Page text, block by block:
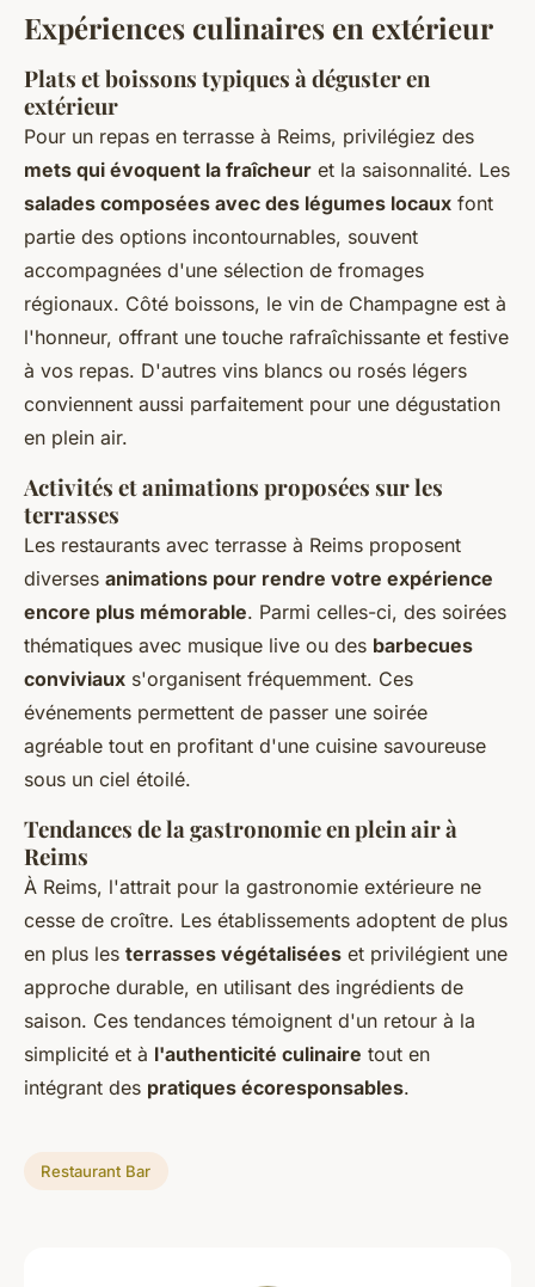
Expériences culinaires en extérieur
Plats et boissons typiques à déguster en
extérieur
Pour un repas en terrasse à Reims, privilégiez des
mets qui évoquent la fraîcheur et la saisonnalité. Les
salades composées avec des légumes locaux font
partie des options incontournables, souvent
accompagnées d'une sélection de fromages
régionaux. Côté boissons, le vin de Champagne est à
l'honneur, offrant une touche rafraîchissante et festive
à vos repas. D'autres vins blancs ou rosés légers
conviennent aussi parfaitement pour une dégustation
en plein air.
Activités et animations proposées sur les
terrasses
Les restaurants avec terrasse à Reims proposent
diverses animations pour rendre votre expérience
encore plus mémorable. Parmi celles-ci, des soirées
thématiques avec musique live ou des barbecues
conviviaux s'organisent fréquemment. Ces
événements permettent de passer une soirée
agréable tout en profitant d'une cuisine savoureuse
sous un ciel étoilé.
Tendances de la gastronomie en plein air à
Reims
À Reims, l'attrait pour la gastronomie extérieure ne
cesse de croître. Les établissements adoptent de plus
en plus les terrasses végétalisées et privilégient une
approche durable, en utilisant des ingrédients de
saison. Ces tendances témoignent d'un retour à la
simplicité et à l'authenticité culinaire tout en
intégrant des pratiques écoresponsables.
Restaurant Bar